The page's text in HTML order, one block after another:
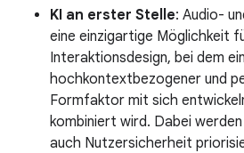
KI an erster Stelle: Audio-
eine einzigartige Möglichkeit
Interaktionsdesign, bei dem
hochkontextbezogener und
Formfaktor mit sich
kombiniert wird. Dabei
auch Nutzersicherheit